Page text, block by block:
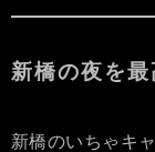
新橋の夜を
新橋のいちゃキ